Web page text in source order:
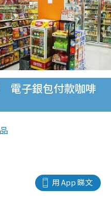
電子銀包付款咖啡
用 App 睇文